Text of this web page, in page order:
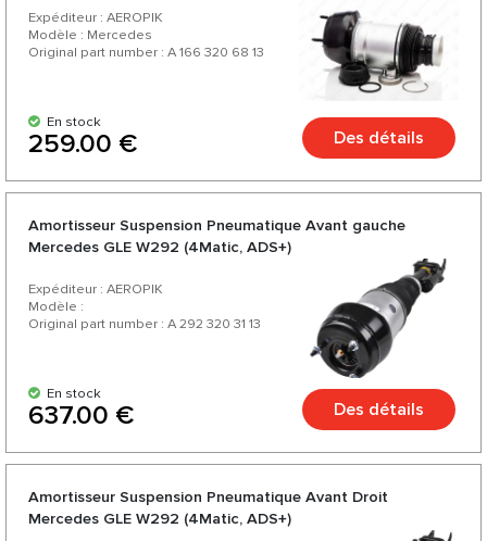
Expéditeur : AEROPIK
Modèle : Mercedes
Original part number : A 166 320 68 13
En stock
259.00 € Des détails
Amortisseur Suspension Pneumatique Avant gauche
Mercedes GLE W292 (4Matic, ADS+)
Expéditeur : AEROPIK
Modèle :
Original part number : A 292 320 31 13
En stock
637.00 € Des détails
Amortisseur Suspension Pneumatique Avant Droit
Mercedes GLE W292 (4Matic, ADS+)